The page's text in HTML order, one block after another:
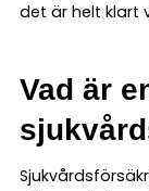
det är helt klart
Vad är